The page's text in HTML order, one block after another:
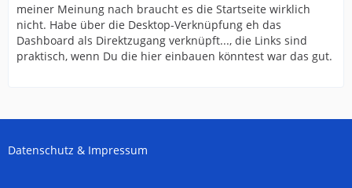
meiner Meinung nach braucht es die Startseite wirklich
nicht. Habe über die Desktop-Verknüpfung eh das
Dashboard als Direktzugang verknüpft..., die Links sind
praktisch, wenn Du die hier einbauen könntest war das gut.
Datenschutz & Impressum